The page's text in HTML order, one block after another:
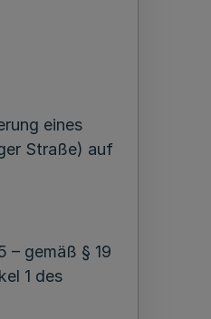
eines
Straße) auf
– gemäß § 19
1 des